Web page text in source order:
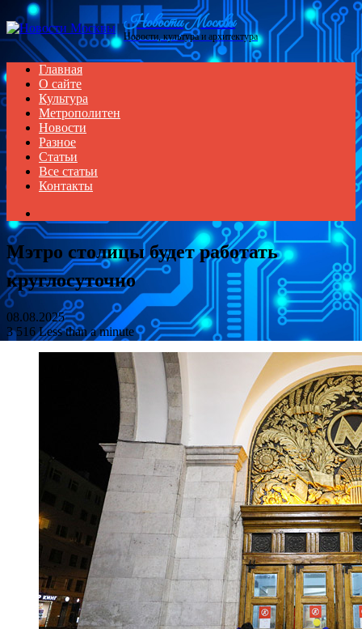
Menu
Новости Москвы
Новости, культура и архитектура
Главная
О сайте
Культура
Метрополитен
Новости
Разное
Статьи
Все статьи
Контакты
for
Мэтро столицы будет работать
круглосуточно
08.08.2025
3516Less than a minute